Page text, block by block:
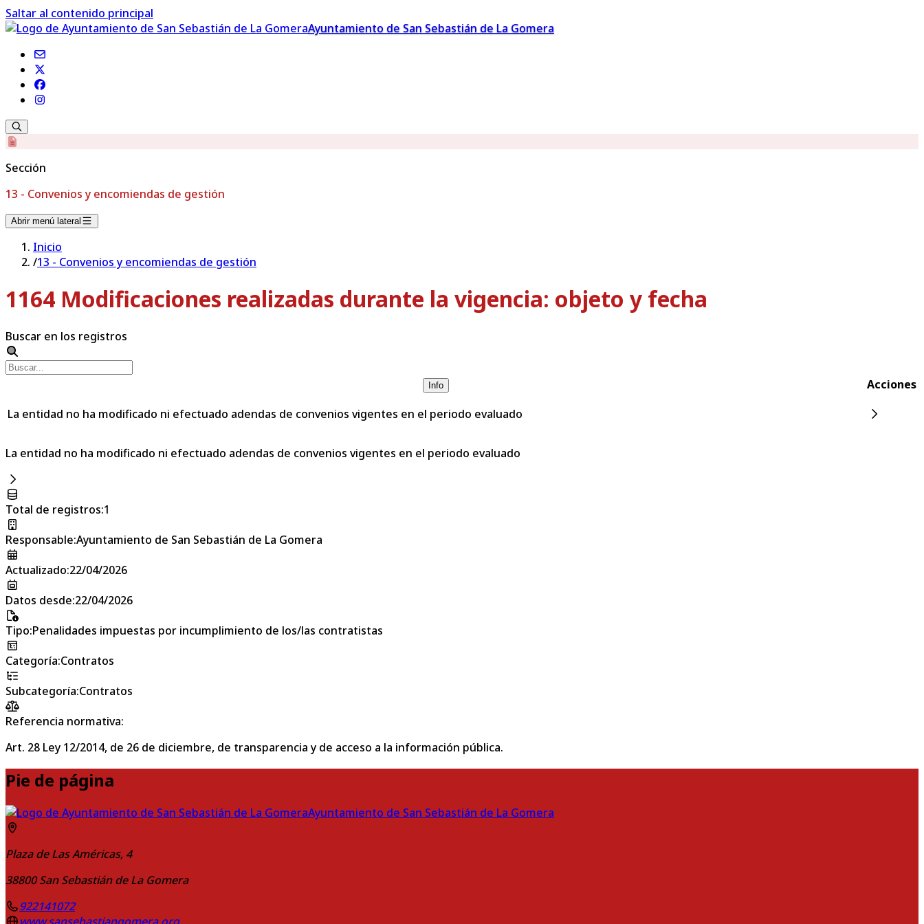
Saltar al contenido principal
Ayuntamiento de San Sebastián de La Gomera
Sección
13 - Convenios y encomiendas de gestión
Abrir menú lateral
Inicio
/13 - Convenios y encomiendas de gestión
1164 Modificaciones realizadas durante la vigencia: objeto y fecha
Buscar en los registros
Info
Acciones
La entidad no ha modificado ni efectuado adendas de convenios vigentes en el periodo evaluado
La entidad no ha modificado ni efectuado adendas de convenios vigentes en el periodo evaluado
Total de registros:1
Responsable:Ayuntamiento de San Sebastián de La Gomera
Actualizado:22/04/2026
Datos desde:22/04/2026
Tipo:Penalidades impuestas por incumplimiento de los/las contratistas
Categoría:Contratos
Subcategoría:Contratos
Referencia normativa:
Art. 28 Ley 12/2014, de 26 de diciembre, de transparencia y de acceso a la información pública.
Pie de página
Ayuntamiento de San Sebastián de La Gomera
Plaza de Las Américas, 4
38800 San Sebastián de La Gomera
922141072